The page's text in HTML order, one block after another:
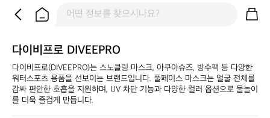
다이비프로 DIVEEPRO
다이비프로(DIVEEPRO)는 스노클링 마스크, 아쿠아슈즈, 방수팩 등 다양한
워터스포츠 용품을 선보이는 브랜드입니다. 풀페이스 마스크는 얼굴 전체를
감싸 편안한 호흡을 지원하며, UV 차단 기능과 다양한 컬러 옵션으로 물놀이
를 더욱 즐겁게 만듭니다.​